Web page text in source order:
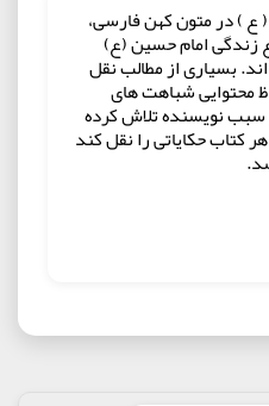
ع ) در متون کهن فارسی،
زندگی امام حسین (ع)
بسیاری از مطالب نقل
محتوایی شباهت های
نویسنده تلاش کرده
کتاب حکایاتی را نقل کند